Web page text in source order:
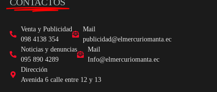
Venta y Publicidad
098 4138 354
Mail
publicidad@elmercuriomanta.ec
Noticias y denuncias
095 890 4289
Mail
Info@elmercuriomanta.ec
Dirección
Avenida 6 calle entre 12 y 13